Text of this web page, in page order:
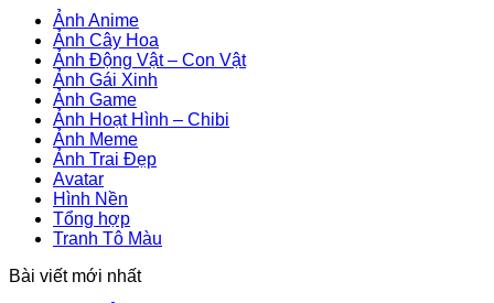
Ảnh Anime
Ảnh Cây Hoa
Ảnh Động Vật – Con Vật
Ảnh Gái Xinh
Ảnh Game
Ảnh Hoạt Hình – Chibi
Ảnh Meme
Ảnh Trai Đẹp
Avatar
Hình Nền
Tổng hợp
Tranh Tô Màu
Bài viết mới nhất